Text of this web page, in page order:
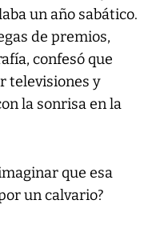
un año sabático.
de premios,
confesó que
televisiones y
la sonrisa en la
que esa
un calvario?